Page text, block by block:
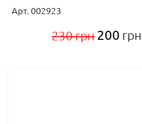
Арт. 002923
230 грн 200 грн